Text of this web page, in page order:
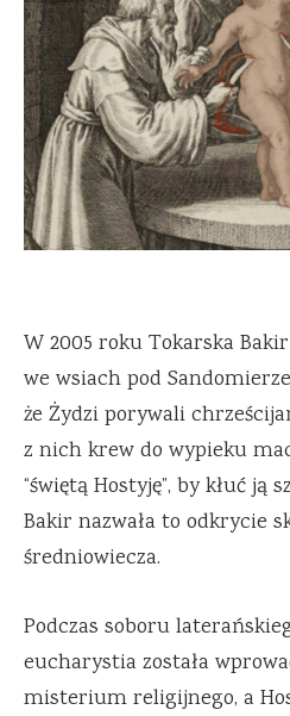
W 2005 roku Tokarska
we wsiach pod
że Żydzi porywali
z nich krew do wypieku
“świętą Hostyję”, by kłuć ją
Bakir nazwała to odkrycie
średniowiecza.
Podczas soboru
eucharystia została
misterium religijnego, a